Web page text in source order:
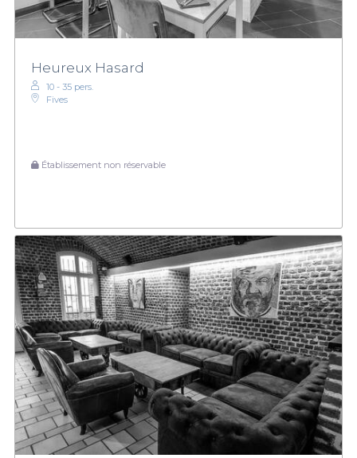
Heureux Hasard
10 - 35 pers.
Fives
Établissement non réservable